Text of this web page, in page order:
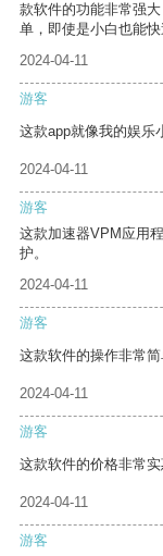
款软件的功能非常强
单，即使是小白也能快
2024-04-11
游客
这款app就像我的娱乐
2024-04-11
游客
这款加速器VPM应用
护。
2024-04-11
游客
这款软件的操作非常
2024-04-11
游客
这款软件的价格非常实
2024-04-11
游客